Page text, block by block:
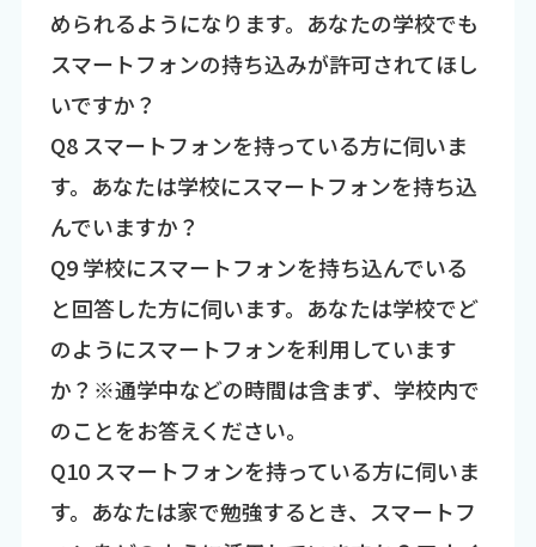
められるようになります。あなたの学校でも
スマートフォンの持ち込みが許可されてほし
いですか？
Q8 スマートフォンを持っている方に伺いま
す。あなたは学校にスマートフォンを持ち込
んでいますか？
Q9 学校にスマートフォンを持ち込んでいる
と回答した方に伺います。あなたは学校でど
のようにスマートフォンを利用しています
か？※通学中などの時間は含まず、学校内で
のことをお答えください。
Q10 スマートフォンを持っている方に伺いま
す。あなたは家で勉強するとき、スマートフ